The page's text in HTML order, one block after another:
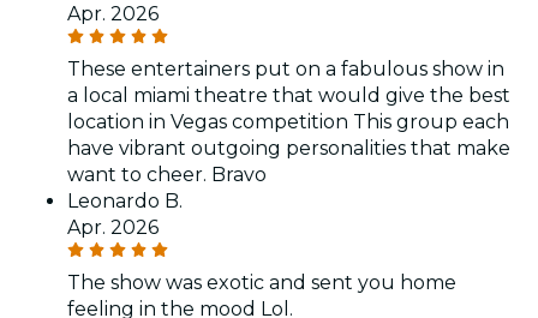
Apr. 2026
These entertainers put on a fabulous show in
a local miami theatre that would give the best
location in Vegas competition This group each
have vibrant outgoing personalities that make
want to cheer. Bravo
Leonardo B.
Apr. 2026
The show was exotic and sent you home
feeling in the mood Lol.